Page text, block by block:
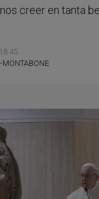
creer en tanta